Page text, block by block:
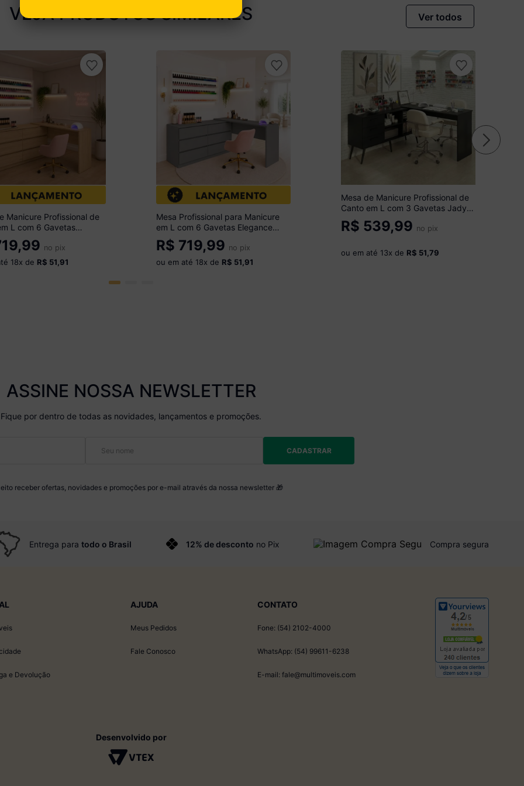
VEJA PRODUTOS SIMILARES Ver todos
Manicure Profissional de
L com 6 Gavetas
Multimóveis MP6068
no pix
18x de R$ 51,91
Mesa Profissional para Manicure
em L com 6 Gavetas Elegance
Multimóveis MP6067 Grafite
R$ 719,99 no pix
ou em até 18x de R$ 51,91
Mesa de Manicure Profissional de
Canto em L com 3 Gavetas Jady
Multimóveis MP6042 Preto
R$ 539,99 no pix
ou em até 13x de R$ 51,79
ASSINE NOSSA NEWSLETTER
Fique por dentro de todas as novidades, lançamentos e promoções.
CADASTRAR
receber ofertas, novidades e promoções por e-mail através da nossa newsletter 🎁
Entrega paratodo o Brasil 12% de desconto no Pix Compra segura
e Devolução
AJUDA
Meus Pedidos
Fale Conosco
CONTATO
Fone: (54) 2102-4000
WhatsApp: (54) 99611-6238
E-mail: fale@multimoveis.com
Desenvolvido por